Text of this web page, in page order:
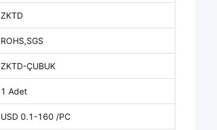
ZKTD
ROHS,SGS
ZKTD-ÇUBUK
1 Adet
USD 0.1-160 /PC